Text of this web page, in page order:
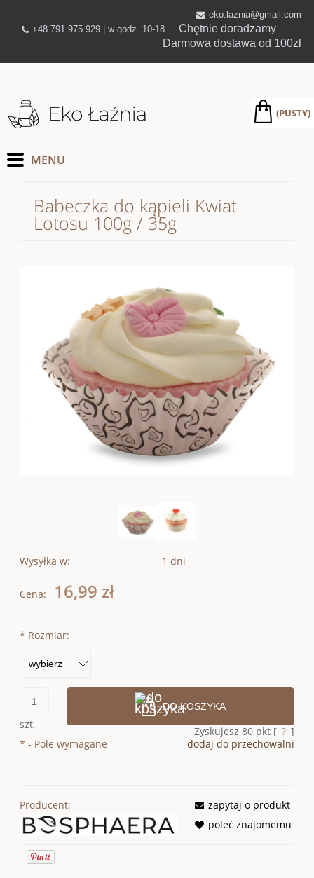
eko.laznia@gmail.com
+48 791 975 929 | w godz. 10-18 Chętnie doradzamy
Darmowa dostawa od 100zł
(PUSTY)
Babeczka do kąpieli Kwiat
Lotosu 100g / 35g
Wysyłka w: 1 dni
Cena: 16,99 zł
* Rozmiar:
szt.
DO KOSZYKA
Zyskujesz 80pkt [ ? ]
dodaj do przechowalni
* - Pole wymagane
Producent:
zapytaj o produkt
poleć znajomemu